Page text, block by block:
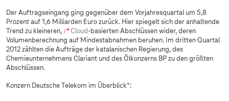
Der Auftragseingang ging gegenüber dem Vorjahresquartal um 5,8
Prozent auf 1,6 Milliarden Euro zurück. Hier spiegelt sich der anhaltende
Trend zu kleineren,
Cloud-basierten Abschlüssen wider, deren
Volumenberechnung auf Mindestabnahmen beruhen. Im dritten Quartal
2012 zählten die Aufträge der katalanischen Regierung, des
Chemieunternehmens Clariant und des Ölkonzerns BP zu den größten
Abschlüssen.
Konzern Deutsche Telekom im Überblick*: